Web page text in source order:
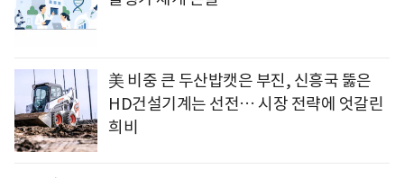
美 비중 큰 두산밥캣은 부진, 신흥국 뚫은
HD건설기계는 선전… 시장 전략에 엇갈린
희비